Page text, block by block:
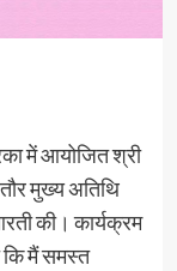
में आयोजित श्री
मुख्य अतिथि
की। कार्यक्रम
कि मैं समस्त